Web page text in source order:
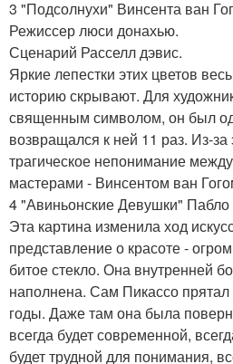
3 "Подсолнухи" Винсента ван
Режиссер люси донахью.
Сценарий Расселл дэвис.
Яркие лепестки этих цветов
историю скрывают. Для
священным символом, он был
возвращался к ней 11 раз. Из-
трагическое непонимание
мастерами - Винсентом ван
4 "Авиньонские Девушки" Пабло
Эта картина изменила ход
представление о красоте -
битое стекло. Она внутренней
наполнена. Сам Пикассо прятал
годы. Даже там она была
всегда будет современной,
будет трудной для понимания,